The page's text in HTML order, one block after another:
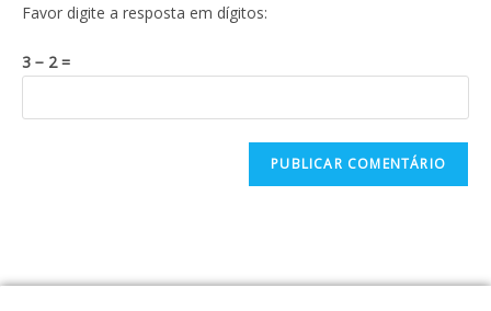
Favor digite a resposta em dígitos:
3 − 2 =